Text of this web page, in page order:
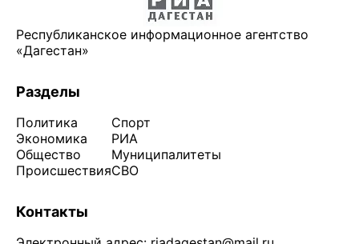
Республиканское информационное агентство
«Дагестан»
Разделы
Политика
Экономика
Общество
Происшествия
Спорт
РИА
Муниципалитеты
СВО
Контакты